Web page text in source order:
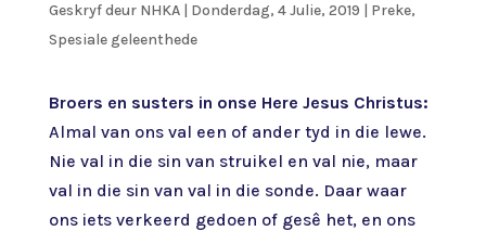
Geskryf deur NHKA| Donderdag, 4 Julie, 2019 | Preke,
Spesiale geleenthede
Broers en susters in onse Here Jesus Christus:
Almal van ons val een of ander tyd in die lewe.
Nie val in die sin van struikel en val nie, maar
val in die sin van val in die sonde. Daar waar
ons iets verkeerd gedoen of gesê het, en ons